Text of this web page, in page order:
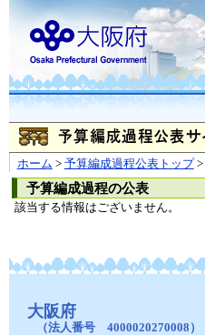
ホーム > 予算編成過程公表トップ>
予算編成過程の公表
該当する情報はございません。
大阪府
（法人番号 4000020270008）